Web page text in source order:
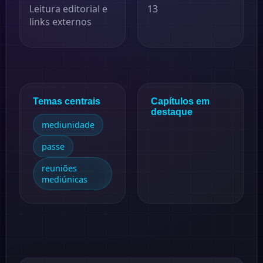
Leitura editorial e
links externos
13
Temas centrais
mediunidade
passe
reuniões
mediúnicas
Capítulos em
destaque